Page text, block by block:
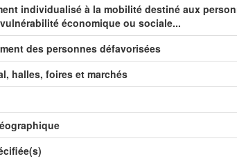
individualisé à la mobilité destiné aux
économique ou sociale...
des personnes défavorisées
halles, foires et marchés